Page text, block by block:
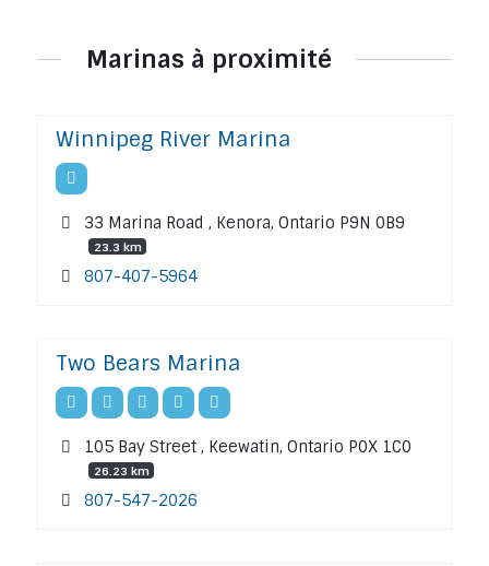
Marinas à proximité
Winnipeg River Marina
33 Marina Road , Kenora, Ontario P9N 0B9
23.3 km
807-407-5964
Two Bears Marina
105 Bay Street , Keewatin, Ontario P0X 1C0
26.23 km
807-547-2026